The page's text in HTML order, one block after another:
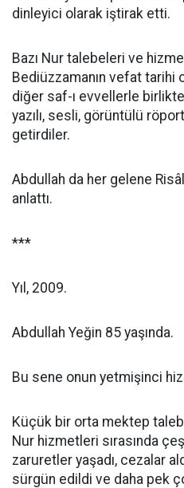
dinleyici olarak iştirak etti.
Bazı Nur talebeleri ve
Bediüzzamanın vefat
diğer saf-ı evvellerle
yazılı, sesli, görüntülü
getirdiler.
Abdullah da her gelene
anlattı.
***
Yıl, 2009.
Abdullah Yeğin 85 yaşında.
Bu sene onun yetmişinci
Küçük bir orta mektep
Nur hizmetleri sırasında
zaruretler yaşadı, cezalar
sürgün edildi ve daha pek